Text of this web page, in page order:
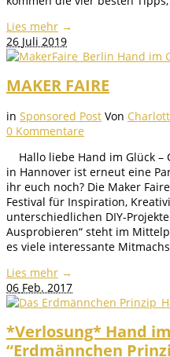
Lies mehr →
26 Juli 2019
MAKER FAIRE
in Sponsored Post Von Charlott
0 Kommentare
Hallo liebe Hand im Glück –
in Hannover ist erneut eine
ihr euch noch? Die Maker
Festival für Inspiration,
unterschiedlichen DIY-
Ausprobieren“ steht im
es viele interessante
Lies mehr →
06 Feb. 2017
*Verlosung* Hand
“Erdmännchen